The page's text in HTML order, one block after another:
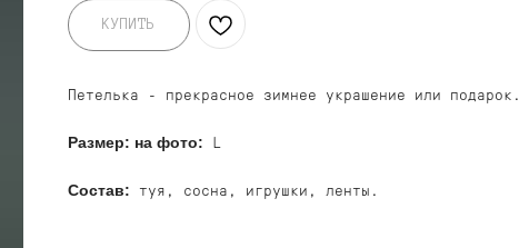
КУПИТЬ
Петелька - прекрасное зимнее украшение или подарок.
Размер: на фото: L
Состав: туя, сосна, игрушки, ленты.